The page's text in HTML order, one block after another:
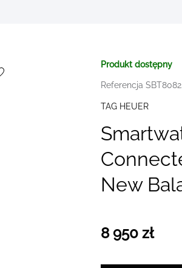
Produkt dostępny
Referencja
TAG HEUER
New
8 950 zł